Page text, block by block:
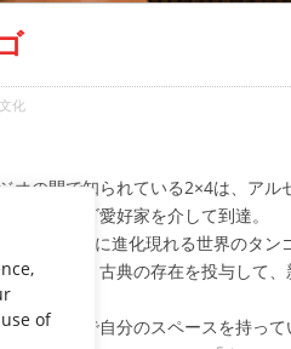
of
文化
オの間で知られている2×4は、アル
ェブタンゴ愛好家を介して到達。
要かつ常に進化現れる世界のタン
起源から、古典の存在を投与して
のラジオで自分のスペースを持っ